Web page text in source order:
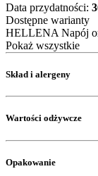
Data przydatności:
Dostępne warianty
HELLENA Napój
Pokaż wszystkie
Skład i alergeny
Wartości odżywcze
Opakowanie